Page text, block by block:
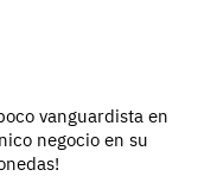
vanguardista en
negocio en su